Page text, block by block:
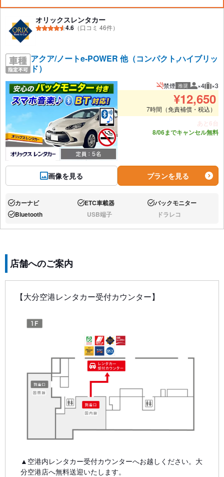
オリックスレンタカー
4.6 （口コミ 46件）
アクア/ノートe-POWER 他（コンパクト,ハイブリッ
ド）
画像を見る
禁煙 推奨 推奨人数
×4 推
×3
¥12,650
7時間（免責補償・税込）
あと6台
8/06までキャンセル無料
プランを見る
あり:カーナビ あり:ETC車載器 あり:バックモニター
あり:Bluetooth なし:USB端子 なし:ドラレコ
店舗へのご案内
【大分空港レンタカー受付カウンター】
▲空港内レンタカー受付カウンターへお越しください。大
分空港店へ無料送迎いたします。